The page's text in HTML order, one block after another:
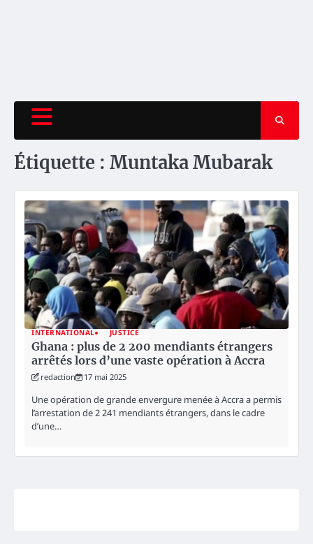
Étiquette : Muntaka Mubarak
INTERNATIONAL JUSTICE
Ghana : plus de 2 200 mendiants étrangers
arrêtés lors d’une vaste opération à Accra
redaction 17 mai 2025
Une opération de grande envergure menée à Accra a permis
l’arrestation de 2 241 mendiants étrangers, dans le cadre
d’une…